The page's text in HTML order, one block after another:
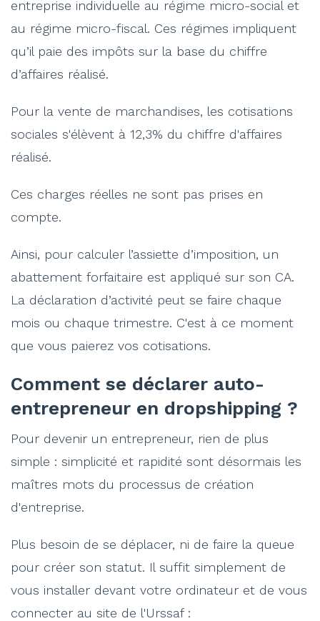
entreprise individuelle au régime micro-social et
au régime micro-fiscal. Ces régimes impliquent
qu’il paie des impôts sur la base du chiffre
d’affaires réalisé.
Pour la vente de marchandises, les cotisations
sociales s'élèvent à 12,3% du chiffre d'affaires
réalisé.
Ces charges réelles ne sont pas prises en
compte.
Ainsi, pour calculer l’assiette d’imposition, un
abattement forfaitaire est appliqué sur son CA.
La déclaration d’activité peut se faire chaque
mois ou chaque trimestre. C'est à ce moment
que vous paierez vos cotisations.
Comment se déclarer auto-
entrepreneur en dropshipping ?
Pour devenir un entrepreneur, rien de plus
simple : simplicité et rapidité sont désormais les
maîtres mots du processus de création
d'entreprise.
Plus besoin de se déplacer, ni de faire la queue
pour créer son statut. Il suffit simplement de
vous installer devant votre ordinateur et de vous
connecter au site de l'Urssaf :